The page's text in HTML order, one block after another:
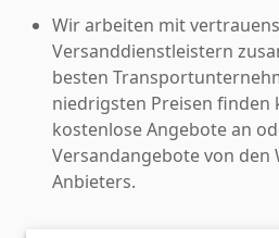
Wir arbeiten mit
Versanddienstleistern
besten
niedrigsten Preisen finden
kostenlose Angebote an
Versandangebote von den
Anbieters.